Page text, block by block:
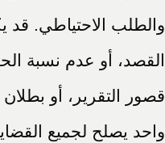
والطلب الاحتياطي. قد
القصد، أو عدم نسبة
قصور التقرير، أو
واحد يصلح لجميع